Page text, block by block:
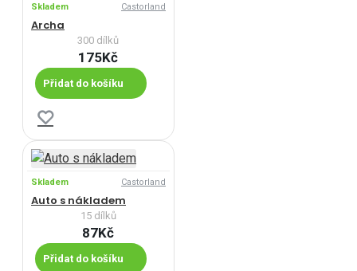
Skladem Castorland
Archa
300 dílků
175Kč
Přidat do košíku
Skladem Castorland
Auto s nákladem
15 dílků
87Kč
Přidat do košíku